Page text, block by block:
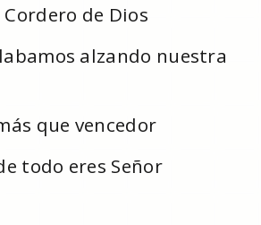
de Dios
alzando nuestra
que vencedor
todo eres Señor